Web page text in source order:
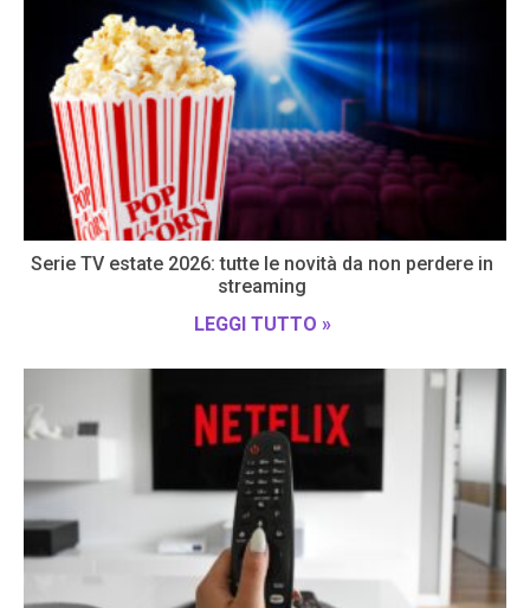
Serie TV estate 2026: tutte le novità da non perdere in
streaming
LEGGI TUTTO »